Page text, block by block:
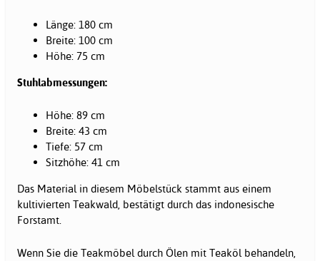
Länge: 180 cm
Breite: 100 cm
Höhe: 75 cm
Stuhlabmessungen:
Höhe: 89 cm
Breite: 43 cm
Tiefe: 57 cm
Sitzhöhe: 41 cm
Das Material in diesem Möbelstück stammt aus einem
kultivierten Teakwald, bestätigt durch das indonesische
Forstamt.
Wenn Sie die Teakmöbel durch Ölen mit Teaköl behandeln,